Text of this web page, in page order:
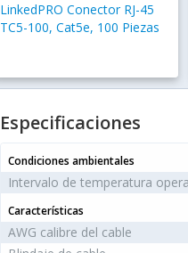
LinkedPRO Conector RJ-45
TC5-100, Cat5e, 100 Piezas
Especificaciones
Condiciones ambientales
Intervalo de temperatura
Características
AWG calibre del cable